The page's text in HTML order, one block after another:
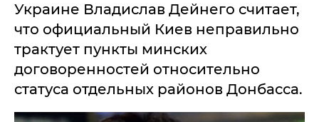
Украине Владислав Дейнего считает,
что официальный Киев неправильно
трактует пункты минских
договоренностей относительно
статуса отдельных районов Донбасса.